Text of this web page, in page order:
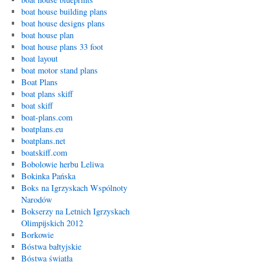
boat house building plans
boat house designs plans
boat house plan
boat house plans 33 foot
boat layout
boat motor stand plans
Boat Plans
boat plans skiff
boat skiff
boat-plans.com
boatplans.eu
boatplans.net
boatskiff.com
Bobolowie herbu Leliwa
Bokinka Pańska
Boks na Igrzyskach Wspólnoty
Narodów
Bokserzy na Letnich Igrzyskach
Olimpijskich 2012
Borkowie
Bóstwa bałtyjskie
Bóstwa światła